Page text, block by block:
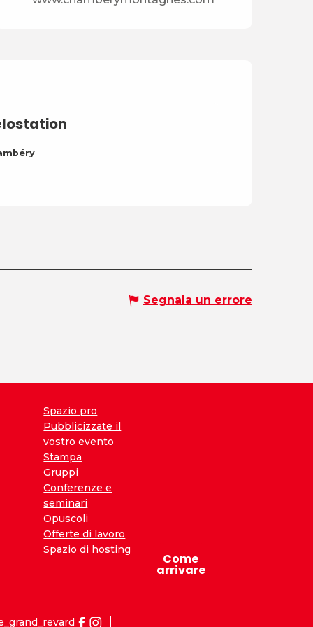
Segnala un errore
Spazio pro
Pubblicizzate il
vostro evento
Stampa
Gruppi
Conferenze e
seminari
Opuscoli
Offerte di lavoro
Spazio di hosting
Come
arrivare